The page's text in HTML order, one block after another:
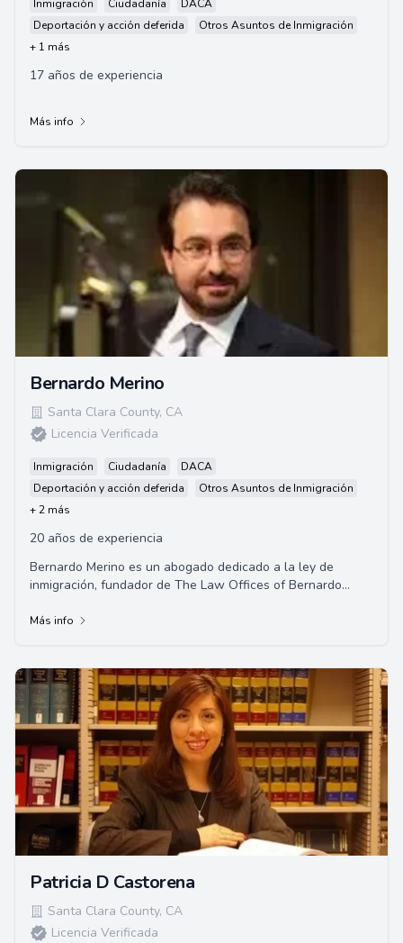
Inmigración Ciudadanía
DACA
Deportación y acción deferida
Otros Asuntos de Inmigración
+ 1 más
17 años de experiencia
Más info
Bernardo Merino
Santa Clara County, CA
Licencia Verificada
Inmigración Ciudadanía
DACA
Deportación y acción deferida
Otros Asuntos de Inmigración
+ 2 más
20 años de experiencia
Bernardo Merino es un abogado dedicado a la ley de
inmigración, fundador de The Law Offices of Bernardo
Más info
Patricia D Castorena
Santa Clara County, CA
Licencia Verificada